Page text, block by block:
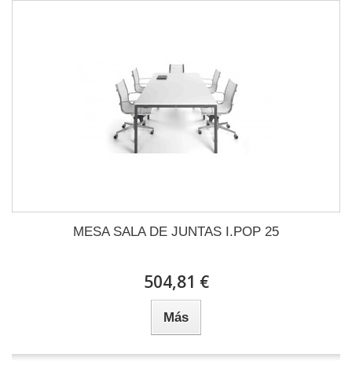
MESA SALA DE JUNTAS I.POP 25
504,81 €
Más